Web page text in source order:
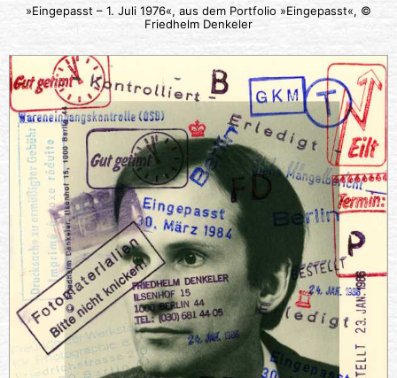
»Eingepasst – 1. Juli 1976«, aus dem Portfolio »Eingepasst«, ©
Friedhelm Denkeler